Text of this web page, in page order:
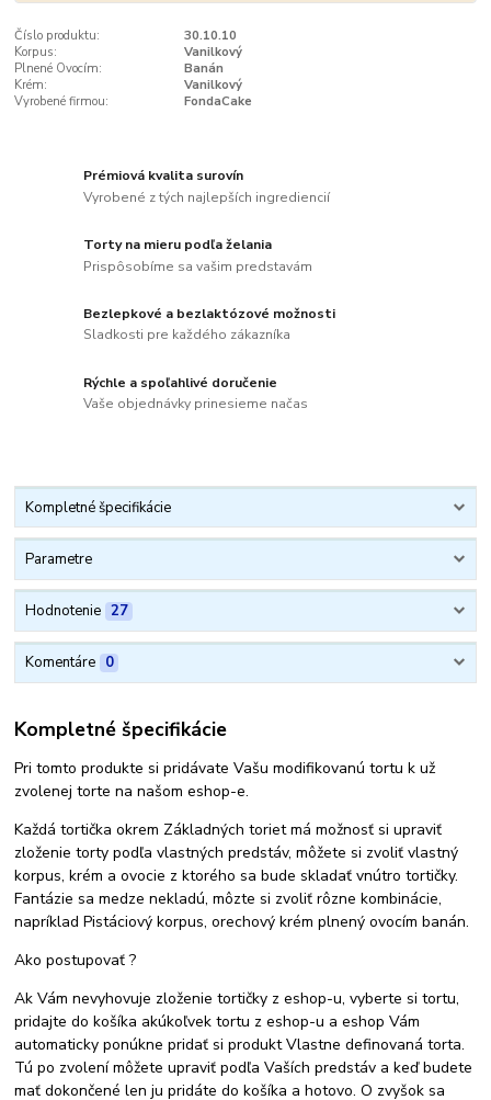
Číslo produktu:
30.10.10
Korpus:
Vanilkový
Plnené Ovocím:
Banán
Krém:
Vanilkový
Vyrobené firmou:
FondaCake
Prémiová kvalita surovín
Vyrobené z tých najlepších ingrediencií
Torty na mieru podľa želania
Prispôsobíme sa vašim predstavám
Bezlepkové a bezlaktózové možnosti
Sladkosti pre každého zákazníka
Rýchle a spoľahlivé doručenie
Vaše objednávky prinesieme načas
Kompletné špecifikácie
Parametre
Hodnotenie 27
Komentáre 0
Kompletné špecifikácie
Pri tomto produkte si pridávate Vašu modifikovanú tortu k už
zvolenej torte na našom eshop-e.
Každá tortička okrem Základných toriet má možnosť si upraviť
zloženie torty podľa vlastných predstáv, môžete si zvoliť vlastný
korpus, krém a ovocie z ktorého sa bude skladať vnútro tortičky.
Fantázie sa medze nekladú, môzte si zvoliť rôzne kombinácie,
napríklad Pistáciový korpus, orechový krém plnený ovocím banán.
Ako postupovať ?
Ak Vám nevyhovuje zloženie tortičky z eshop-u, vyberte si tortu,
pridajte do košíka akúkoľvek tortu z eshop-u a eshop Vám
automaticky ponúkne pridať si produkt Vlastne definovaná torta.
Tú po zvolení môžete upraviť podľa Vaších predstáv a keď budete
mať dokončené len ju pridáte do košíka a hotovo. O zvyšok sa